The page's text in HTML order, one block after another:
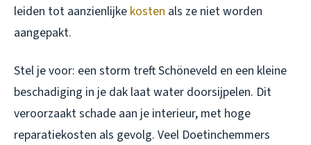
leiden tot aanzienlijke kosten als ze niet worden
aangepakt.
Stel je voor: een storm treft Schöneveld en een kleine
beschadiging in je dak laat water doorsijpelen. Dit
veroorzaakt schade aan je interieur, met hoge
reparatiekosten als gevolg. Veel Doetinchemmers